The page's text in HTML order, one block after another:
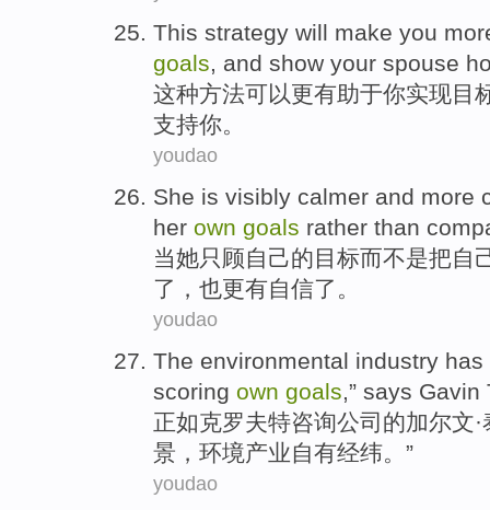
This strategy will make you
goals, and show your spouse
这种方法可以更有助于你实现目
支持你。
youdao
She is visibly calmer and more
her own goals rather than
当她只顾自己的目标而不是把自
了，也更有自信了。
youdao
The environmental industry has
scoring own goals,” says
正如克罗夫特咨询公司 的加尔文
景 ， 环境产业自有经纬。”
youdao